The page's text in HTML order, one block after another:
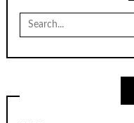
Search
for: